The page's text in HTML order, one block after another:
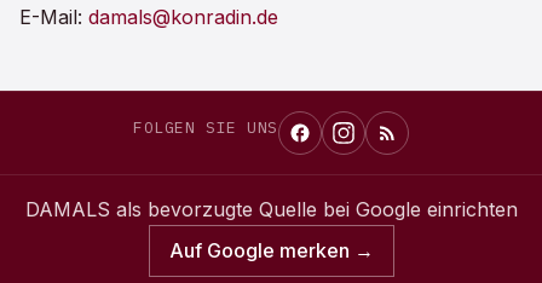
E-Mail: damals@konradin.de
FOLGEN SIE UNS
DAMALS als bevorzugte Quelle bei Google einrichten
Auf Google merken →